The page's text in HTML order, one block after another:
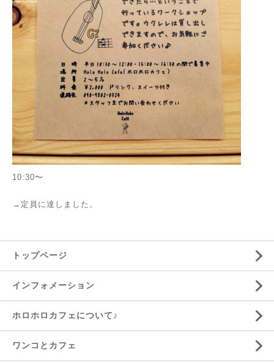
10:30〜
→定員に達しました。
トップページ
インフォメーション
ホロホロカフェについて♪
ワンコとカフェ